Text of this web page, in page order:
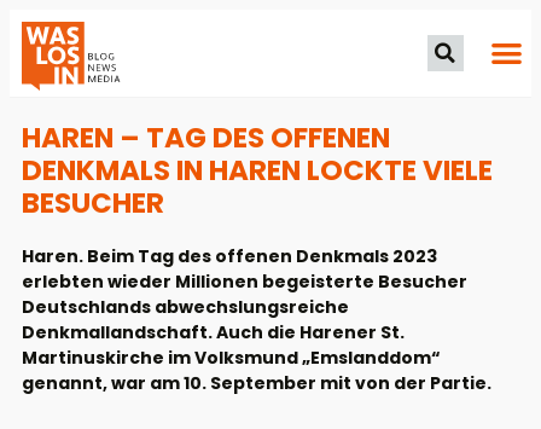
HAREN – TAG DES OFFENEN
DENKMALS IN HAREN LOCKTE VIELE
BESUCHER
Haren. Beim Tag des offenen Denkmals 2023
erlebten wieder Millionen begeisterte Besucher
Deutschlands abwechslungsreiche
Denkmallandschaft. Auch die Harener St.
Martinuskirche im Volksmund „Emslanddom“
genannt, war am 10. September mit von der Partie.